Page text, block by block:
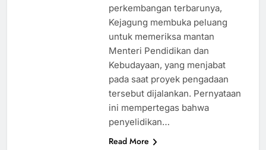
perkembangan terbarunya,
Kejagung membuka peluang
untuk memeriksa mantan
Menteri Pendidikan dan
Kebudayaan, yang menjabat
pada saat proyek pengadaan
tersebut dijalankan. Pernyataan
ini mempertegas bahwa
penyelidikan…
Read More